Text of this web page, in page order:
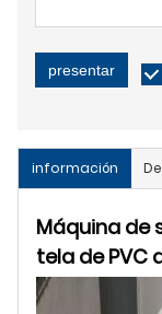
presentar
información
Máquina de
tela de PVC